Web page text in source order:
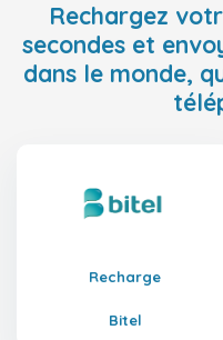
Rechargez
secondes et
dans le monde,
Recharge
Bitel